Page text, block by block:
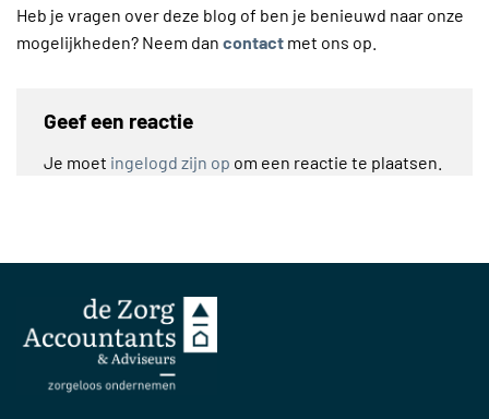
Heb je vragen over deze blog of ben je benieuwd naar onze
mogelijkheden? Neem dan contact met ons op.
Geef een reactie
Je moet ingelogd zijn op om een reactie te plaatsen.